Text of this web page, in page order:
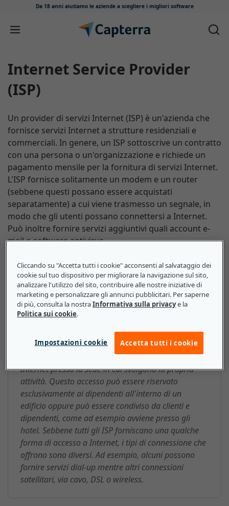
Da 18 anni aiutiamo le aziende a scegliere i migliori software
Salta e vai al contenuto
Internet Service Provider
(ISP)
Un provider di servizi Internet (ISP) è un'azienda che
fornisce servizi Internet a strutture residenziali e
commerciali. In genere, un ISP sottoscrive un contratto
con una persona o un'organizzazione e richiede un
pagamento mensile per la fornitura di servizi Internet.
L'ISP fornisce solitamente un modem e un router
(sebbene questi possano essere acquistati
separatamente) a cui viene trasmesso un segnale, in
modo che gli utenti possano connettersi a Internet.
Può inoltre fornire servizi aggiuntivi quali account e-
mail o software antivirus.
Internet Service Provider (ISP):
ecco cosa devono sapere le
piccole e medie imprese
Al giorno d'oggi tutte le PMI generalmente
collaborano con un ISP che fornisce loro l'accesso a
Internet presso la sede in cui svolgono la propria
attività. Questo accesso può essere riservato
esclusivamente ai dipendenti all'interno di un
edificio oppure può essere condiviso da clienti e
dipendenti, come ad esempio avviene presso gli
hotel. Sebbene tutti gli ISP forniscano una qualche
forma di accesso a Internet, i tipi di connessione che
offrono sono diversi. Ad esempio, alcuni possono
fornire servizi dial-up mentre altri connessioni
satellitari, via cavo, DSL o wireless.
Cliccando su "Accetta tutti i cookie" acconsenti al salvataggio dei
cookie sul tuo dispositivo per migliorare la navigazione sul sito,
analizzare l'utilizzo del sito, contribuire alle nostre iniziative di
marketing e personalizzare gli annunci pubblicitari. Per saperne
di più, consulta la nostraInformativa sulla privacye la
Politica sui cookie.
Impostazioni cookie Accetta tutti i cookie